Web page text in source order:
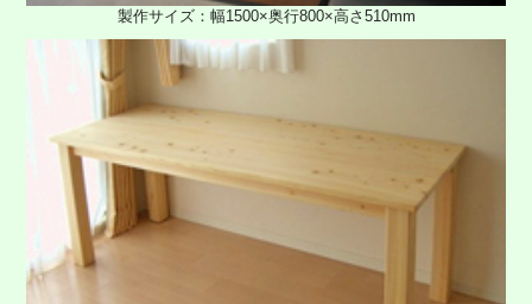
製作サイズ：幅1500×奥行800×高さ510mm